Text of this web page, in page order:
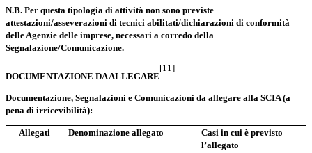
N.B. Per questa tipologia di attività non sono previste
attestazioni/asseverazioni di tecnici abilitati/dichiarazioni di conformità
delle Agenzie delle imprese, necessari a corredo della
Segnalazione/Comunicazione.
DOCUMENTAZIONE DA ALLEGARE
[11]
Documentazione, Segnalazioni e Comunicazioni da allegare alla SCIA (a
pena di irricevibilità):
Allegati Denominazione allegato
Casi in cui è previsto
l’allegato